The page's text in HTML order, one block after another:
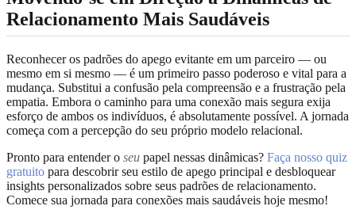
Relacionamento Mais Saudáveis
Reconhecer os padrões do apego evitante em um parceiro — ou
mesmo em si mesmo — é um primeiro passo poderoso e vital para a
mudança. Substitui a confusão pela compreensão e a frustração pela
empatia. Embora o caminho para uma conexão mais segura exija
esforço de ambos os indivíduos, é absolutamente possível. A jornada
começa com a percepção do seu próprio modelo relacional.
Pronto para entender o seu papel nessas dinâmicas? Faça nosso quiz
gratuito para descobrir seu estilo de apego principal e desbloquear
insights personalizados sobre seus padrões de relacionamento.
Comece sua jornada para conexões mais saudáveis hoje mesmo!